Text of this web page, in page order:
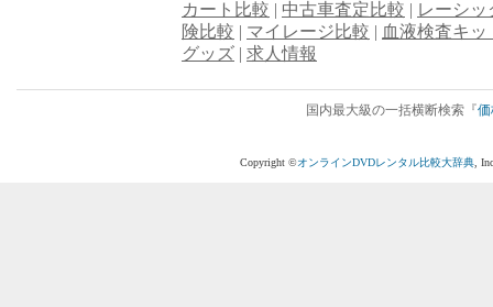
カート比較 | 中古車査定比較 | レーシッ
険比較 | マイレージ比較 | 血液検査キッ
グッズ | 求人情報
国内最大級の一括横断検索『価
Copyright ©オンラインDVDレンタル比較大辞典,